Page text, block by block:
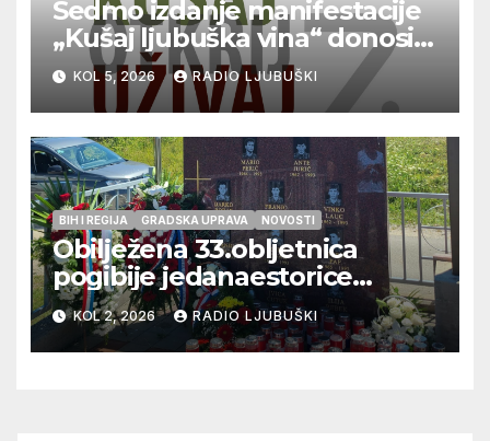
Sedmo izdanje manifestacije
„Kušaj ljubuška vina“ donosi
vrhunska vina, gastronomiju i
glazbu
KOL 5, 2026 RADIO LJUBUŠKI
BIH I REGIJA GRADSKA UPRAVA NOVOSTI
Obilježena 33.obljetnica
pogibije jedanaestorice
ljubuških branitelja
KOL 2, 2026 RADIO LJUBUŠKI